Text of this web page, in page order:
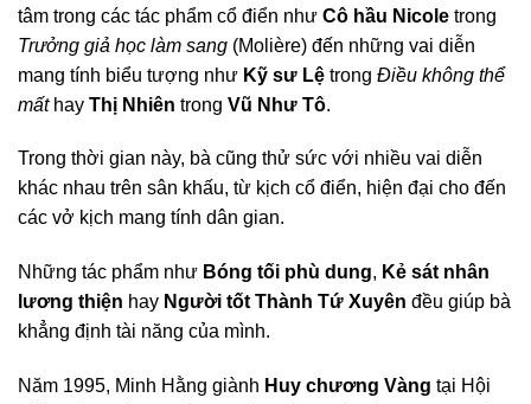
tâm trong các tác phẩm cổ điển như Cô hầu Nicole trong
Trưởng giả học làm sang (Molière) đến những vai diễn
mang tính biểu tượng như Kỹ sư Lệ trong Điều không thể
mấthay Thị Nhiên trong Vũ Như Tô.
Trong thời gian này, bà cũng thử sức với nhiều vai diễn
khác nhau trên sân khấu, từ kịch cổ điển, hiện đại cho đến
các vở kịch mang tính dân gian.
Những tác phẩm như Bóng tối phù dung, Kẻ sát nhân
lương thiện hay Người tốt Thành Tứ Xuyên đều giúp bà
khẳng định tài năng của mình.
Năm 1995, Minh Hằng giành Huy chương Vàng tại Hội